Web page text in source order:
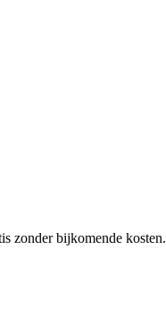
zonder bijkomende kosten.